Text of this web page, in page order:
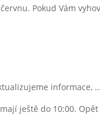
Pokud Vám
informace, …
ještě do 10:00.